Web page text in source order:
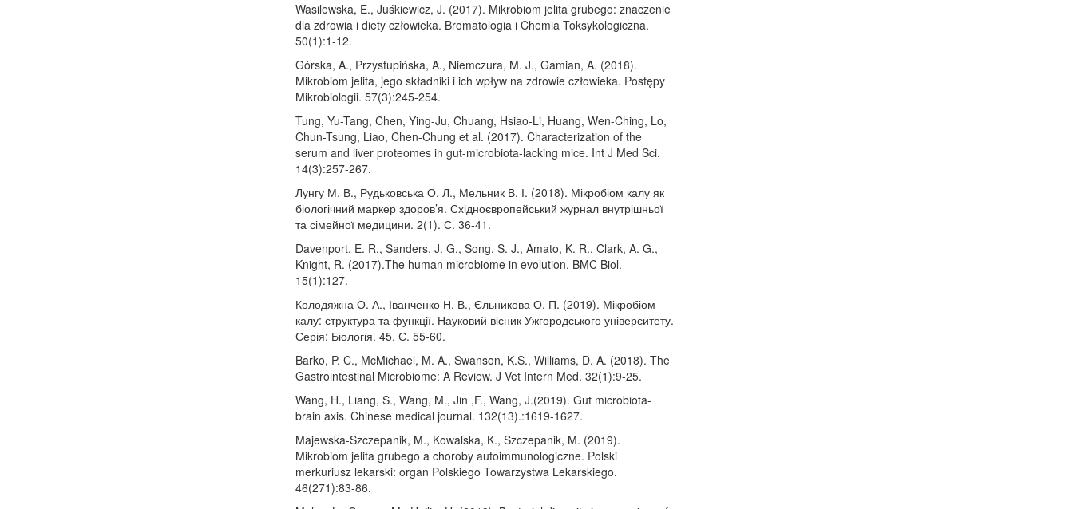
Wasilewska, E., Juśkiewicz, J. (2017). Mikrobiom jelita grubego: znaczenie
dla zdrowia i diety człowieka. Bromatologia i Chemia Toksykologiczna.
50(1):1-12.
Górska, A., Przystupińska, A., Niemczura, M. J., Gamian, A. (2018).
Mikrobiom jelita, jego składniki i ich wpływ na zdrowie człowieka. Postępy
Mikrobiologii. 57(3):245-254.
Tung, Yu-Tang, Chen, Ying-Ju, Chuang, Hsiao-Li, Huang, Wen-Ching, Lo,
Chun-Tsung, Liao, Chen-Chung et al. (2017). Characterization of the
serum and liver proteomes in gut-microbiota-lacking mice. Int J Med Sci.
14(3):257-267.
Лунгу М. В., Рудьковська О. Л., Мельник В. І. (2018). Мікробіом калу як
біологічний маркер здоров’я. Східноєвропейський журнал внутрішньої
та сімейної медицини. 2(1). С. 36-41.
Davenport, E. R., Sanders, J. G., Song, S. J., Amato, K. R., Clark, A. G.,
Knight, R. (2017).The human microbiome in evolution. BMC Biol.
15(1):127.
Колодяжна О. А., Іванченко Н. В., Єльникова О. П. (2019). Мікробіом
калу: структура та функції. Науковий вісник Ужгородського університету.
Серія: Біологія. 45. С. 55-60.
Barko, P. C., McMichael, M. A., Swanson, K.S., Williams, D. A. (2018). The
Gastrointestinal Microbiome: A Review. J Vet Intern Med. 32(1):9-25.
Wang, H., Liang, S., Wang, M., Jin ,F., Wang, J.(2019). Gut microbiota-
brain axis. Chinese medical journal. 132(13).:1619-1627.
Majewska-Szczepanik, M., Kowalska, K., Szczepanik, M. (2019).
Mikrobiom jelita grubego a choroby autoimmunologiczne. Polski
merkuriusz lekarski: organ Polskiego Towarzystwa Lekarskiego.
46(271):83-86.